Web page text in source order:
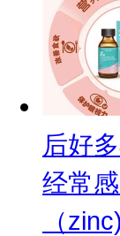
后好
经常
（